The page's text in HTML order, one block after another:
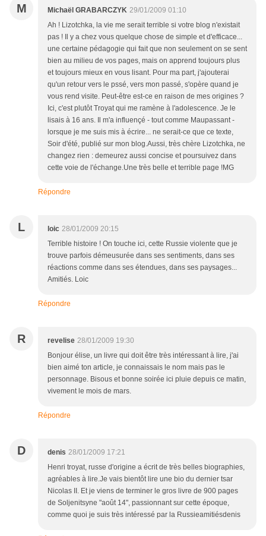
M Michaël GRABARCZYK 29/01/2009 01:10
Ah ! Lizotchka, la vie me serait terrible si votre blog n'existait
pas ! Il y a chez vous quelque chose de simple et d'efficace...
une certaine pédagogie qui fait que non seulement on se sent
bien au milieu de vos pages, mais on apprend toujours plus
et toujours mieux en vous lisant. Pour ma part, j'ajouterai
qu'un retour vers le pssé, vers mon passé, s'opère quand je
vous rend visite. Peut-être est-ce en raison de mes origines ?
Ici, c'est plutôt Troyat qui me ramène à l'adolescence. Je le
lisais à 16 ans. Il m'a influençé - tout comme Maupassant -
lorsque je me suis mis à écrire... ne serait-ce que ce texte,
Soir d'été, publié sur mon blog.Aussi, très chère Lizotchka, ne
changez rien : demeurez aussi concise et poursuivez dans
cette voie de l'échange.Une très belle et terrible page !MG
Répondre
L loic 28/01/2009 20:15
Terrible histoire ! On touche ici, cette Russie violente que je
trouve parfois démeusurée dans ses sentiments, dans ses
réactions comme dans ses étendues, dans ses paysages...
Amitiés. Loic
Répondre
R revelise 28/01/2009 19:30
Bonjour élise, un livre qui doit être très intéressant à lire, j'ai
bien aimé ton article, je connaissais le nom mais pas le
personnage. Bisous et bonne soirée ici pluie depuis ce matin,
vivement le mois de mars.
Répondre
D denis 28/01/2009 17:21
Henri troyat, russe d'origine a écrit de très belles biographies,
agréables à lire.Je vais bientôt lire une bio du dernier tsar
Nicolas II. Et je viens de terminer le gros livre de 900 pages
de Soljenitsyne "août 14", passionnant sur cette époque,
comme quoi je suis très intéressé par la Russieamitiésdenis